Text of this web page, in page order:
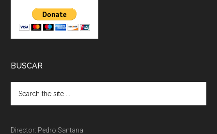
BUSCAR
Director: Pedro Santana